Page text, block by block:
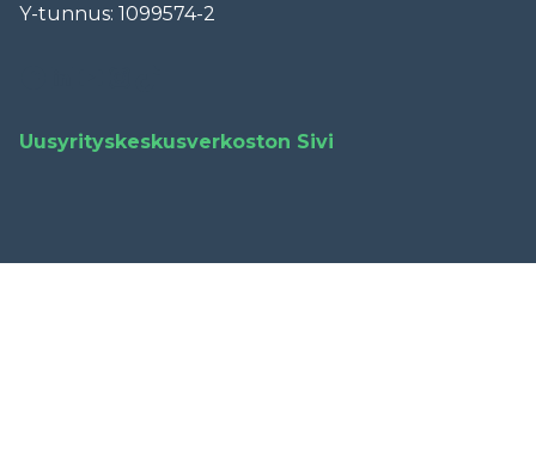
Y-tunnus: 1099574-2
Uusyrityskeskusverkoston Sivi